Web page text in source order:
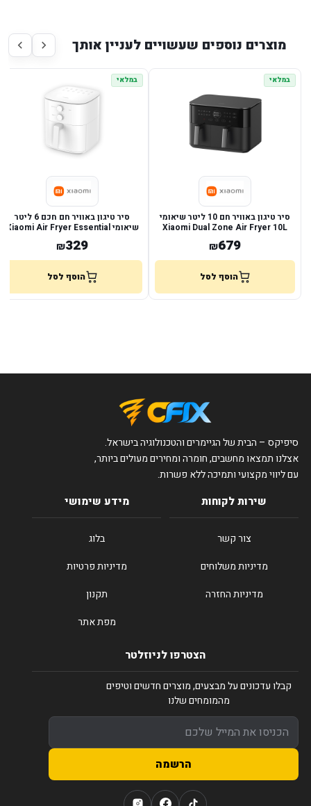
מוצרים נוספים שעשויים לעניין אותך
במלאי
סיר טיגון באוויר חם 10 ליטר שיאומי
Xiaomi Dual Zone Air Fryer 10L
₪679
הוסף לסל
במלאי
סיר טיגון באוויר חם חכם 6 ליטר
שיאומי Xiaomi Air Fryer Essential
6L
₪329
הוסף לסל
סיפיקס – הבית של הגיימרים והטכנולוגיה בישראל.
אצלנו תמצאו מחשבים, חומרה ומחירים מעולים ביותר,
עם ליווי מקצועי ותמיכה ללא פשרות.
שירות לקוחות
צור קשר
מדיניות משלוחים
מדיניות החזרה
מידע שימושי
בלוג
מדיניות פרטיות
תקנון
מפת אתר
הצטרפו לניוזלטר
קבלו עדכונים על מבצעים, מוצרים חדשים וטיפים
מהמומחים שלנו
הרשמה